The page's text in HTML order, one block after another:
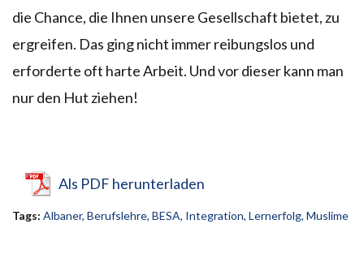
die Chance, die Ihnen unsere Gesellschaft bietet, zu
ergreifen. Das ging nicht immer reibungslos und
erforderte oft harte Arbeit. Und vor dieser kann man
nur den Hut ziehen!
Als PDF herunterladen
Tags: Albaner, Berufslehre, BESA, Integration, Lernerfolg, Muslime